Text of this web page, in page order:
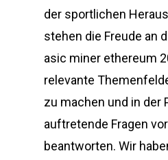
der sportlichen
stehen die Freude an
asic miner ethereum
relevante
zu machen und in der
auftretende Fragen
beantworten. Wir